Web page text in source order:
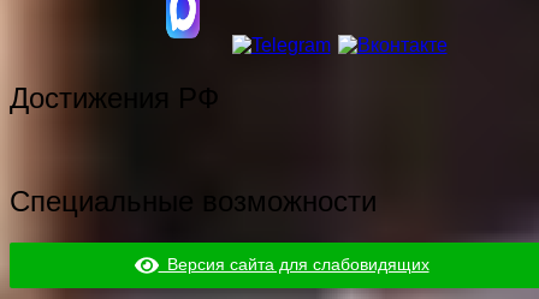
Достижения РФ
Специальные возможности
Версия сайта для слабовидящих